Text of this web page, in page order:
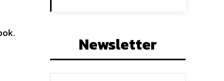
Newsletter